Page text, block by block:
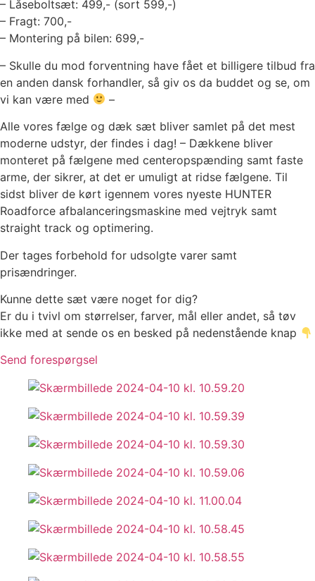
– Låseboltsæt: 499,- (sort 599,-)
– Fragt: 700,-
– Montering på bilen: 699,-
– Skulle du mod forventning have fået et billigere tilbud fra
en anden dansk forhandler, så giv os da buddet og se, om
vi kan være med
–
Alle vores fælge og dæk sæt bliver samlet på det mest
moderne udstyr, der findes i dag! – Dækkene bliver
monteret på fælgene med centeropspænding samt faste
arme, der sikrer, at det er umuligt at ridse fælgene. Til
sidst bliver de kørt igennem vores nyeste HUNTER
Roadforce afbalanceringsmaskine med vejtryk samt
straight track og optimering.
Der tages forbehold for udsolgte varer samt
prisændringer.
Kunne dette sæt være noget for dig?
Er du i tvivl om størrelser, farver, mål eller andet, så tøv
ikke med at sende os en besked på nedenstående knap
Send forespørgsel